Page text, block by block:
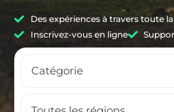
Des expériences à travers toute
Inscrivez-vous en ligne